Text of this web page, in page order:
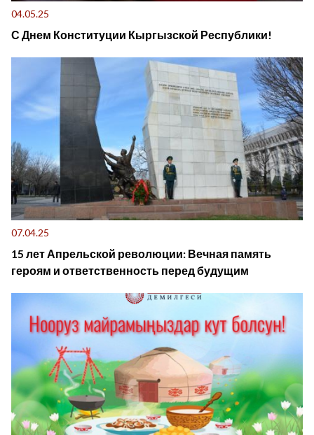
04.05.25
С Днем Конституции Кыргызской Республики!
07.04.25
15 лет Апрельской революции: Вечная память
героям и ответственность перед будущим